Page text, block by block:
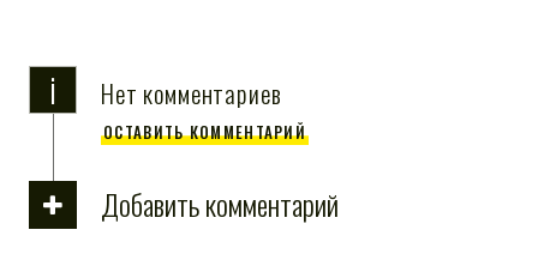
i Нет комментариев
ОСТАВИТЬ КОММЕНТАРИЙ
Добавить комментарий